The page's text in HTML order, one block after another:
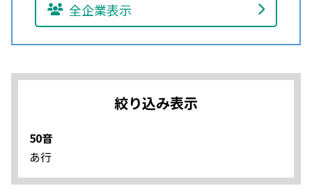
全企業表示
絞り込み表示
50音
あ行